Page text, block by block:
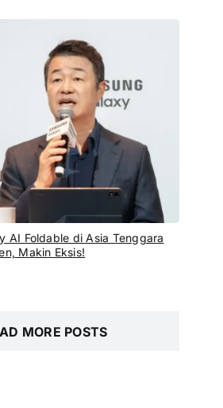
AI Foldable di Asia Tenggara
Makin Eksis!
MORE POSTS